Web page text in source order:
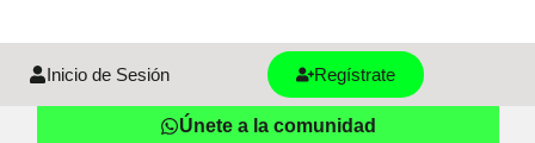
Inicio de Sesión Regístrate
Únete a la comunidad